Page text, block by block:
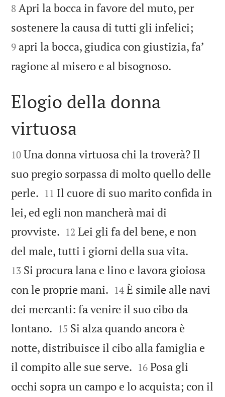
8 Apri la bocca in favore del muto, per
sostenere la causa di tutti gli infelici;
9 apri la bocca, giudica con giustizia, fa’
ragione al misero e al bisognoso.

Elogio della donna
virtuosa

10 Una donna virtuosa chi la troverà? Il
suo pregio sorpassa di molto quello delle
perle. 

11 Il cuore di suo marito confida in
lei, ed egli non mancherà mai di
provviste. 

12 Lei gli fa del bene, e non
del male, tutti i giorni della sua vita.
13 Si procura lana e lino e lavora gioiosa
con le proprie mani. 

14 È simile alle navi
dei mercanti: fa venire il suo cibo da
lontano. 

15 Si alza quando ancora è
notte, distribuisce il cibo alla famiglia e
il compito alle sue serve. 

16 Posa gli
occhi sopra un campo e lo acquista; con il